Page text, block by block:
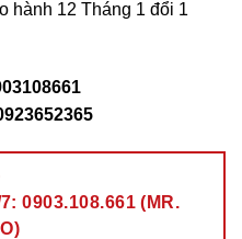
hành 12 Tháng 1 đổi 1
0903.108.661 (MR.